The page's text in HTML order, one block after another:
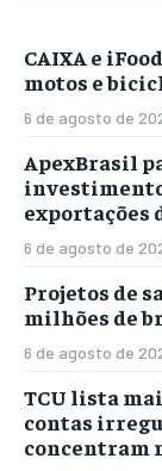
CAIXA e
motos e
6 de agosto de
ApexBrasil
investimento
exportações
6 de agosto de
Projetos de
milhões de
6 de agosto de
TCU lista
contas
concentram